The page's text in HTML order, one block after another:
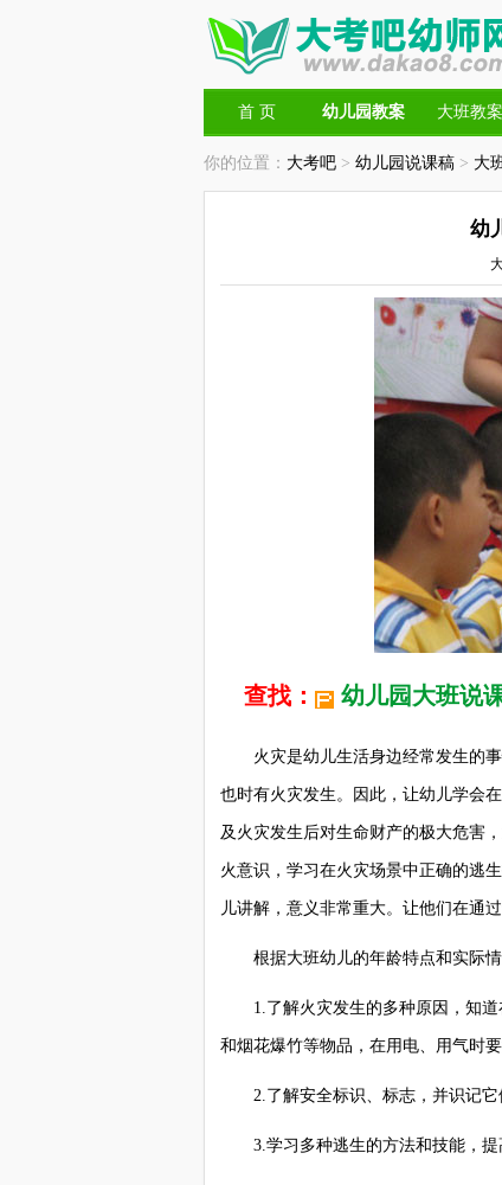
首 页 幼儿园教案 大班教案
你的位置： 大考吧 > 幼儿园说课稿 > 大
幼
查找： 幼儿园大班说
火灾是幼儿生活身边经常发生的事
也时有火灾发生。因此，让幼儿学会
及火灾发生后对生命财产的极大危害
火意识，学习在火灾场景中正确的逃
儿讲解，意义非常重大。让他们在通
根据大班幼儿的年龄特点和实际情
1.了解火灾发生的多种原因，知道
和烟花爆竹等物品，在用电、用气时
2.了解安全标识、标志，并识记它
3.学习多种逃生的方法和技能，提